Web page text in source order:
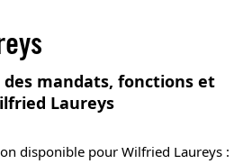
mandats, fonctions et
Laureys
disponible pour Wilfried Laureys :